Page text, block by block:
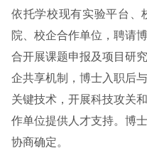
依托学校现有实验平台、
院、校企合作单位，聘请
合开展课题申报及项目研
企共享机制，博士入职后
关键技术，开展科技攻关
作单位提供人才支持。博
协商确定。